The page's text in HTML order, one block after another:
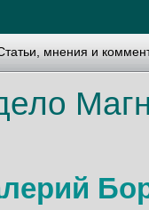
мнения и